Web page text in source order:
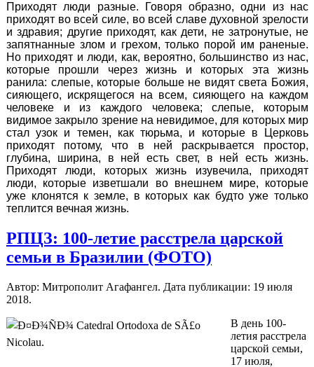
Приходят люди разные. Говоря образно, одни из нас
приходят во всей силе, во всей славе духовной зрелости
и здравия; другие приходят, как дети, не затронутые, не
запятнанные злом и грехом, только порой им раненые.
Но приходят и люди, как, вероятно, большинство из нас,
которые прошли через жизнь и которых эта жизнь
ранила: слепые, которые больше не видят света Божия,
сияющего, искрящегося на всем, сияющего на каждом
человеке и из каждого человека; слепые, которым
видимое закрыло зрение на невидимое, для которых мир
стал узок и темен, как тюрьма, и которые в Церковь
приходят потому, что в ней раскрывается простор,
глубина, ширина, в ней есть свет, в ней есть жизнь.
Приходят люди, которых жизнь изувечила, приходят
люди, которые изветшали во внешнем мире, которые
уже клонятся к земле, в которых как будто уже только
теплится вечная жизнь.
РПЦЗ: 100-летие расстрела царской
семьи в Бразилии (ФОТО)
Автор: Митрополит Агафангел. Дата публикации: 19 июля
2018.
В день 100-
летия расстрела
царской семьи,
17 июля,